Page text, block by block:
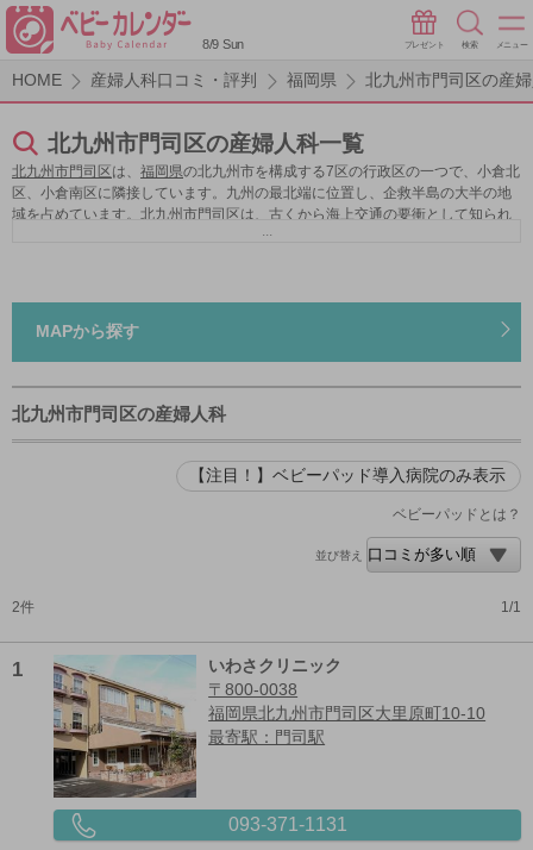
8/9 Sun プレゼント 検索 メニュー
HOME 産婦人科口コミ・評判 福岡県 北九州市門司区の産
北九州市門司区の産婦人科一覧
北九州市門司区 は、 福岡県の北九州市を構成する7区の行政区の一つで、小倉北
区、小倉南区に隣接しています。九州の最北端に位置し、企救半島の大半の地
域を占めています。 北九州市門司区 は、古くから海上交通の要衝として知られ
ており、海に囲まれていることから魚介類が豊富で、一粒牡蛎、ふぐ、渡りガ
ポットがあります。子育て支援に関しては、乳幼児等医療費支給制度や、生後6
ケ月から2歳児までを対象に、定員「6人以上19人以下」で行う小規模保育事業
があります。また、文化施設をはじめとする様々な施設に無料または割引で入
場できるこども文化パスポートの配布もあり、子育てに関して手厚くサポート
しています。産婦人科は、無痛分娩や、おっぱい外来、骨盤ケアなどの独自の
サポート体制を整えている産婦人科医院があり、好みに合った産婦人科選びが
...
MAPから探す
北九州市門司区の産婦人科
【注目！】ベビーパッド導入病院のみ表示
ベビーパッドとは？
並び替え
2件 1/1
1
いわさクリニック
〒800-0038
福岡県北九州市門司区大里原町10-10
最寄駅：門司駅
093-371-1131